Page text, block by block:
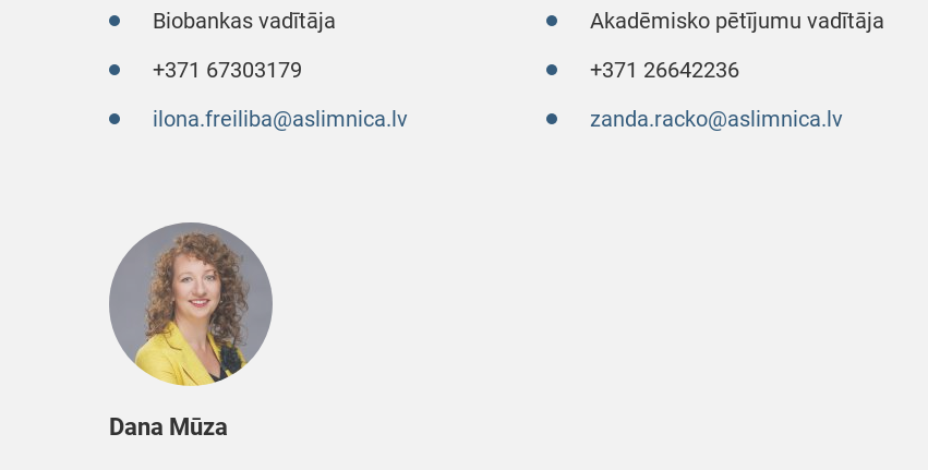
Biobankas vadītāja
+371 67303179
ilona.freiliba@aslimnica.lv
Akadēmisko pētījumu vadītāja
+371 26642236
zanda.racko@aslimnica.lv
Dana Mūza